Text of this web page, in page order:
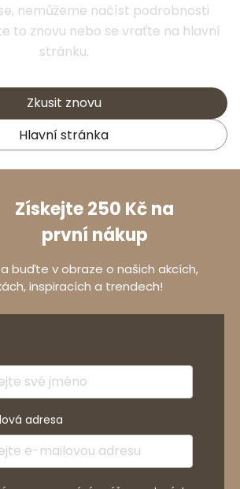
nemůžeme načíst podrobnosti
to znovu nebo se vraťte na hlavní
stránku.
Zkusit znovu
Hlavní stránka
Získejte 250 Kč na
první nákup
buďte v obraze o našich akcích,
inspiracích a trendech!
adresa